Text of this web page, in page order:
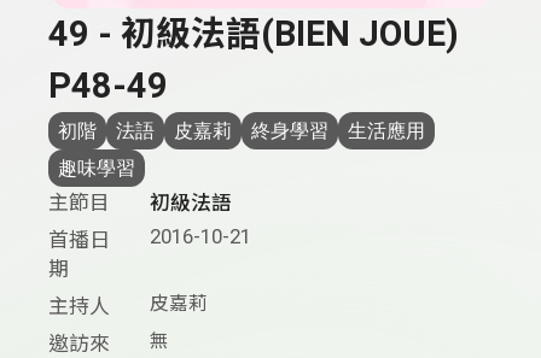
49 - 初級法語(BIEN JOUE)
P48-49
初階 法語 皮嘉莉 終身學習
生活應用
趣味學習
主節目
初級法語
首播日
期
2016-10-21
主持人 皮嘉莉
邀訪來
無